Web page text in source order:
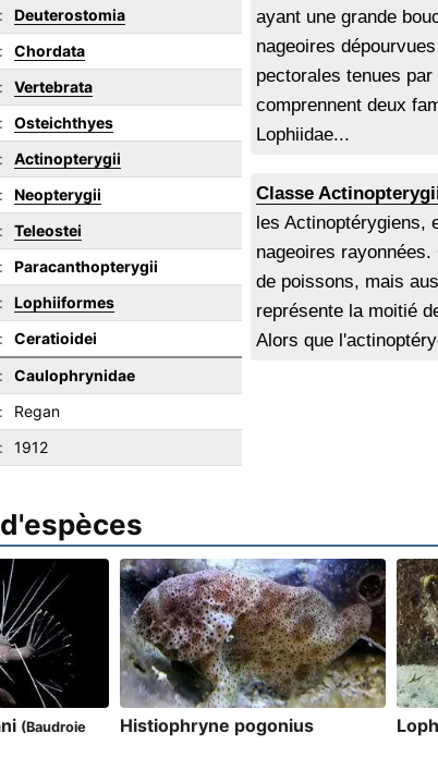
Deuterostomia
:
Chordata
Vertebrata
Osteichthyes
:
Actinopterygii
Neopterygii
Teleostei
Paracanthopterygii
:
Lophiiformes
Ceratioidei
:
Caulophrynidae
Regan
1912
ayant une grande
nageoires
pectorales tenues
comprennent deux
Lophiidae...
Classe
les Actinoptérygiens,
nageoires
de poissons, mais
représente la moitié
Alors que
(Baudroie
Histiophryne pogonius